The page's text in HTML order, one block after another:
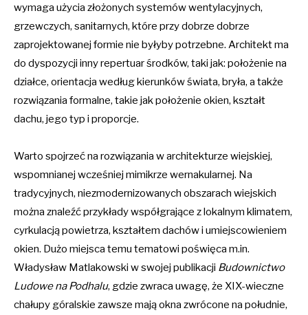
wymaga użycia złożonych systemów wentylacyjnych,
grzewczych, sanitarnych, które przy dobrze dobrze
zaprojektowanej formie nie byłyby potrzebne. Architekt ma
do dyspozycji inny repertuar środków, taki jak: położenie na
działce, orientacja według kierunków świata, bryła, a także
rozwiązania formalne, takie jak położenie okien, kształt
dachu, jego typ i proporcje.
Warto spojrzeć na rozwiązania w architekturze wiejskiej,
wspomnianej wcześniej mimikrze wernakularnej. Na
tradycyjnych, niezmodernizowanych obszarach wiejskich
można znaleźć przykłady współgrające z lokalnym klimatem,
cyrkulacją powietrza, kształtem dachów i umiejscowieniem
okien. Dużo miejsca temu tematowi poświęca m.in.
Władysław Matlakowski w swojej publikacji Budownictwo
Ludowe na Podhalu, gdzie zwraca uwagę, że XIX-wieczne
chałupy góralskie zawsze mają okna zwrócone na południe,